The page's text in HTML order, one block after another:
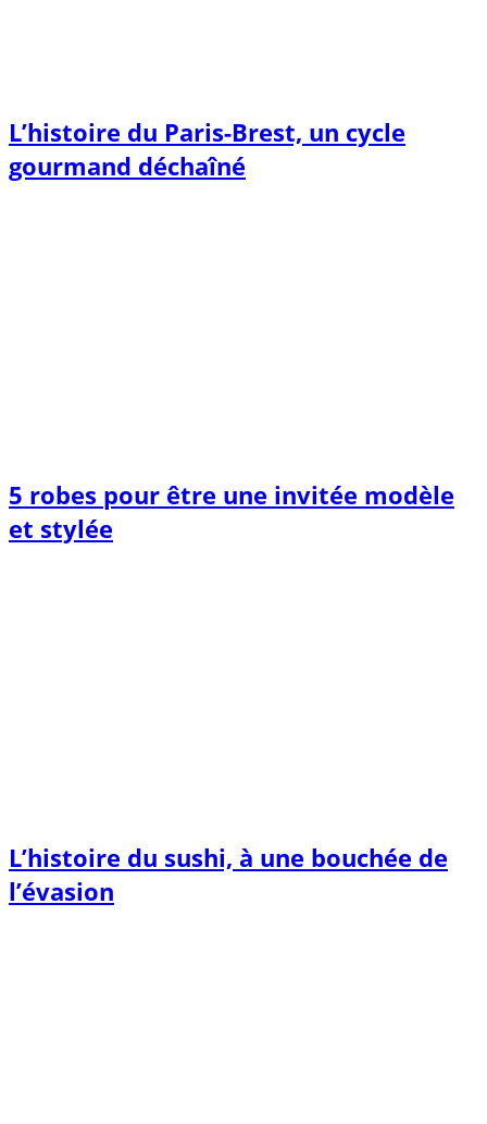
L’histoire du Paris-Brest, un cycle
gourmand déchaîné
5 robes pour être une invitée modèle
et stylée
L’histoire du sushi, à une bouchée de
l’évasion